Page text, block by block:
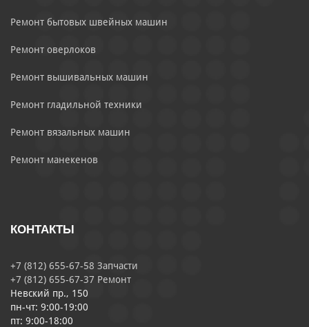
Ремонт бытовых швейных машин
Ремонт оверлоков
Ремонт вышивальных машин
Ремонт гладильной техники
Ремонт вязальных машин
Ремонт манекенов
КОНТАКТЫ
+7 (812) 655-67-58 Запчасти
+7 (812) 655-67-37 Ремонт
Невский пр., 150
пн-чт: 9:00-19:00
пт: 9:00-18:00